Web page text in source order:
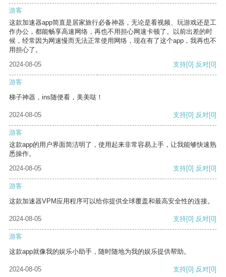
游客
这款加速器app简直是居家旅行必备神器，无论是看视频、玩游戏还是工
作办公，都能畅享高速网络，再也不用担心网速卡顿了。以前出差的时
候，经常因为网速慢而无法正常使用网络，现在有了这个app，我再也不
用担心了。
2024-08-05
支持[0] 反对[0]
游客
梯子神器，ins随便看，美美哒！
2024-08-05 支持[0] 反对[0]
游客
这款app的用户界面简洁明了，使用起来非常容易上手，让我能够快速熟
悉操作。
2024-08-05
支持[0] 反对[0]
游客
这款加速器VPM应用程序可以给你提供全球覆盖和最高安全性的连接。
2024-08-05 支持[0] 反对[0]
游客
这款app就像我的娱乐小助手，随时随地为我的娱乐提供帮助。
2024-08-05 支持[0] 反对[0]